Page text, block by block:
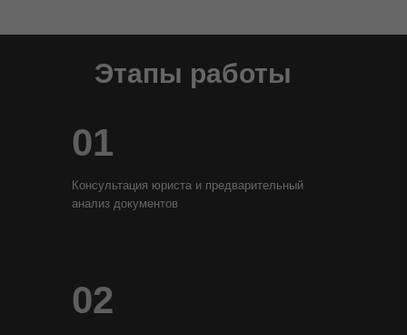
Этапы работы
01
Консультация юриста и предварительный
анализ документов
02